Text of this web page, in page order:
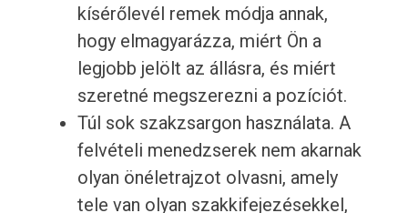
kísérőlevél remek módja annak,
hogy elmagyarázza, miért Ön a
legjobb jelölt az állásra, és miért
szeretné megszerezni a pozíciót.
Túl sok szakzsargon használata. A
felvételi menedzserek nem akarnak
olyan önéletrajzot olvasni, amely
tele van olyan szakkifejezésekkel,